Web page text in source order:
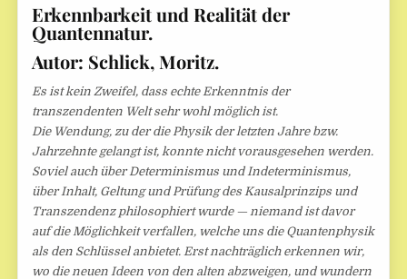
Erkennbarkeit und Realität der
Quantennatur.
Autor: Schlick, Moritz.
Es ist kein Zweifel, dass echte Erkenntnis der
transzendenten Welt sehr wohl möglich ist.
Die Wendung, zu der die Physik der letzten Jahre bzw.
Jahrzehnte gelangt ist, konnte nicht vorausgesehen werden.
Soviel auch über Determinismus und Indeterminismus,
über Inhalt, Geltung und Prüfung des Kausalprinzips und
Transzendenz philosophiert wurde — niemand ist davor
auf die Möglichkeit verfallen, welche uns die Quantenphysik
als den Schlüssel anbietet. Erst nachträglich erkennen wir,
wo die neuen Ideen von den alten abzweigen, und wundern